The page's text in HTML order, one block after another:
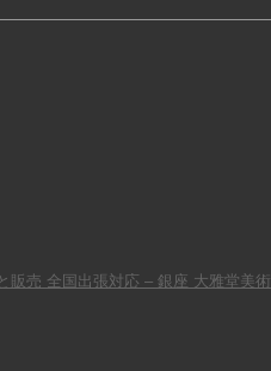
販売 全国出張対応 – 銀座 大雅堂美術